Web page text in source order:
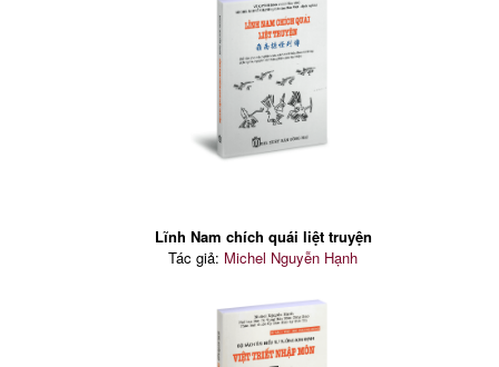
Lĩnh Nam chích quái liệt truyện
Tác giả: Michel Nguyễn Hạnh